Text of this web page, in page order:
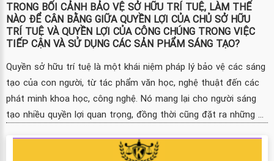
TRONG BỐI CẢNH BẢO VỆ SỞ HỮU TRÍ TUỆ, LÀM THẾ
NÀO ĐỂ CÂN BẰNG GIỮA QUYỀN LỢI CỦA CHỦ SỞ HỮU
TRÍ TUỆ VÀ QUYỀN LỢI CỦA CÔNG CHÚNG TRONG VIỆC
TIẾP CẬN VÀ SỬ DỤNG CÁC SẢN PHẨM SÁNG TẠO?
Quyền sở hữu trí tuệ là một khái niệm pháp lý bảo vệ các sáng
tạo của con người, từ tác phẩm văn học, nghệ thuật đến các
phát minh khoa học, công nghệ. Nó mang lại cho người sáng
tạo nhiều quyền lợi quan trọng, đồng thời cũng đặt ra những ...